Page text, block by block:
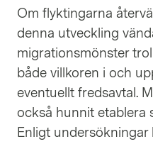
Om flyktingarna
denna utveckling
migrationsmönster
både villkoren i och
eventuellt fredsavtal.
också hunnit etablera
Enligt